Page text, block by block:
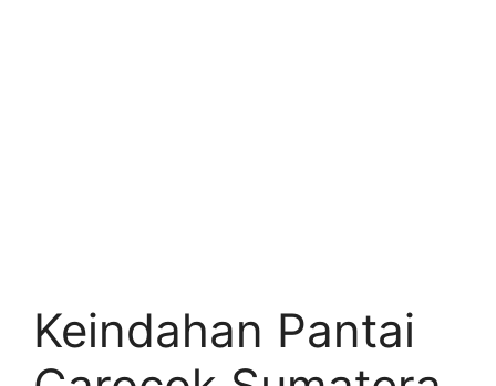
Keindahan Pantai